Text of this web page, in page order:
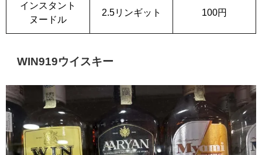
インスタント
ヌードル
2.5リンギット 100円
WIN919ウイスキー